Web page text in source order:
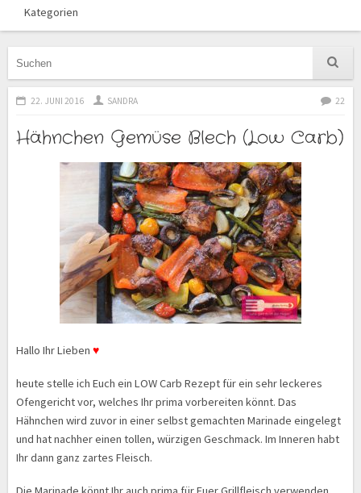
Kategorien
22. JUNI 2016 SANDRA 22
Hähnchen Gemüse Blech (Low Carb)
Hallo Ihr Lieben ♥
heute stelle ich Euch ein LOW Carb Rezept für ein sehr leckeres
Ofengericht vor, welches Ihr prima vorbereiten könnt. Das
Hähnchen wird zuvor in einer selbst gemachten Marinade eingelegt
und hat nachher einen tollen, würzigen Geschmack. Im Inneren habt
Ihr dann ganz zartes Fleisch.